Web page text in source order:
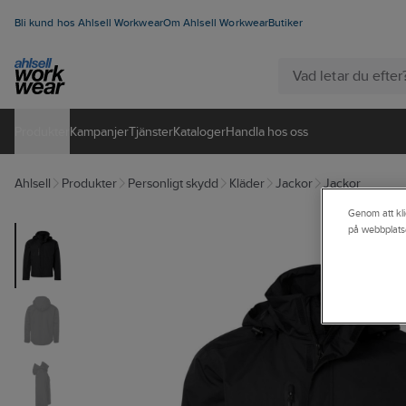
Bli kund hos Ahlsell WorkwearOm Ahlsell WorkwearButiker
KampanjerTjänsterKatalogerHandla hos oss
Ahlsell Produkter Personligt skydd Kläder Jackor Jackor
Genom att
på